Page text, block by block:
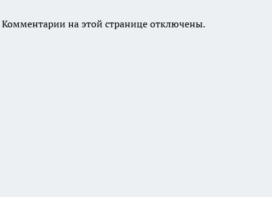
Комментарии на этой странице отключены.